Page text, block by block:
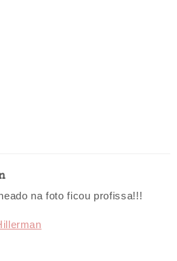
na foto ficou profissa!!!